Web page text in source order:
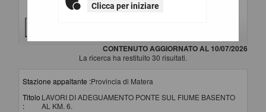
Clicca per iniziare
Criteri di ricerca avanzati
CONTENUTO AGGIORNATO AL 10/07/2026
La ricerca ha restituito 30 risultati.
Stazione appaltante :Provincia di Matera
Titolo
:
LAVORI DI ADEGUAMENTO PONTE SUL FIUME BASENTO
AL KM. 6.